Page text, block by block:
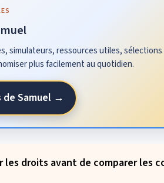
simulateurs, ressources utiles,
plus facilement au quotidien.
de Samuel →
droits avant de comparer les